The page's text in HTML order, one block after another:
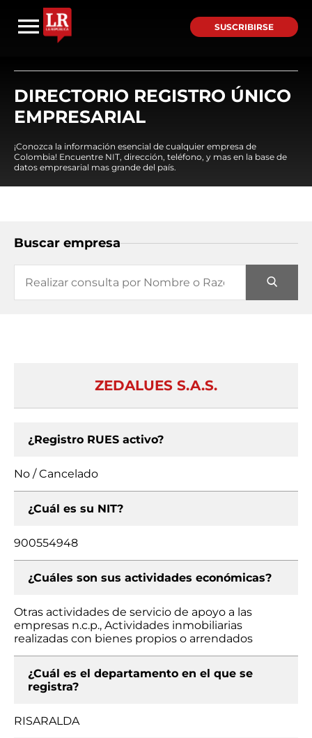
SUSCRIBIRSE
DIRECTORIO REGISTRO ÚNICO
EMPRESARIAL
¡Conozca la información esencial de cualquier empresa de
Colombia! Encuentre NIT, dirección, teléfono, y mas en la base de
datos empresarial mas grande del país.
Buscar empresa
ZEDALUES S.A.S.
¿Registro RUES activo?
No / Cancelado
¿Cuál es su NIT?
900554948
¿Cuáles son sus actividades económicas?
Otras actividades de servicio de apoyo a las
empresas n.c.p., Actividades inmobiliarias
realizadas con bienes propios o arrendados
¿Cuál es el departamento en el que se
registra?
RISARALDA